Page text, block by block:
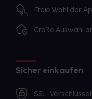
Freie Wahl der
Große Auswahl
Sicher einkaufen
SSL-